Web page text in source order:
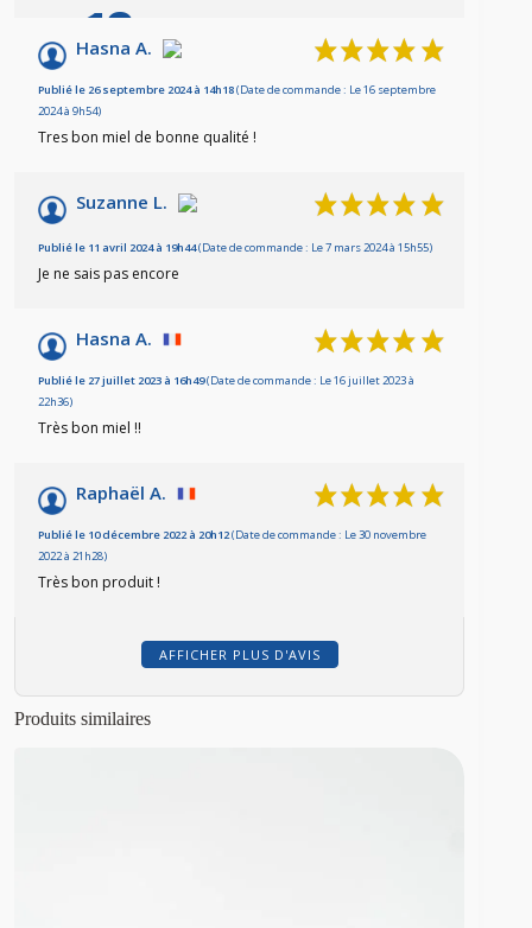
10/10
Basé sur 7 avis
Hasna A.
Publié le 26 septembre 2024 à 14h18(Date de commande : Le 16 septembre
2024 à 9h54)
Tres bon miel de bonne qualité !
Suzanne L.
Publié le 11 avril 2024 à 19h44(Date de commande : Le 7 mars 2024 à 15h55)
Je ne sais pas encore
Hasna A.
Publié le 27 juillet 2023 à 16h49(Date de commande : Le 16 juillet 2023 à
22h36)
Très bon miel !!
Raphaël A.
Publié le 10 décembre 2022 à 20h12(Date de commande : Le 30 novembre
2022 à 21h28)
Très bon produit !
AFFICHER PLUS D'AVIS
Produits similaires